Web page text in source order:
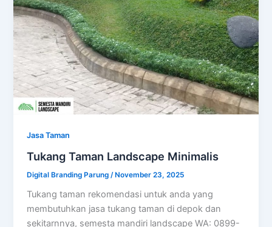
Jasa Taman
Tukang Taman Landscape Minimalis
Digital Branding Parung /November 23, 2025
Tukang taman rekomendasi untuk anda yang
membutuhkan jasa tukang taman di depok dan
sekitarnnya, semesta mandiri landscape WA: 0899-